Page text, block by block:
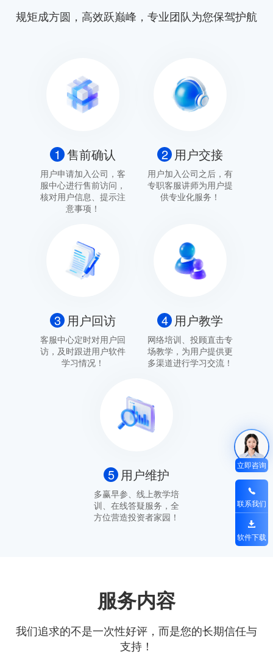
规矩成方圆，高效跃巅峰，专业团队为您保驾护航
1 售前确认
用户申请加入公司，客
服中心进行售前访问，
核对用户信息、提示注
意事项！
2 用户交接
用户加入公司之后，有
专职客服讲师为用户提
供专业化服务！
3 用户回访
客服中心定时对用户回
访，及时跟进用户软件
学习情况！
4 用户教学
网络培训、投顾直击专
场教学，为用户提供更
多渠道进行学习交流！
5 用户维护
多赢早参、线上教学培
训、在线答疑服务，全
方位营造投资者家园！
服务内容
我们追求的不是一次性好评，而是您的长期信任与
支持！
立即咨询
联系我们
软件下载